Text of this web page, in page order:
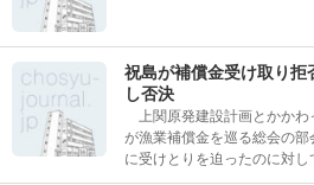
祝島が補償金受け取り
し否決
上関原発建設計画とかかわ
が漁業補償金を巡る総会の
に受けとりを迫ったのに対